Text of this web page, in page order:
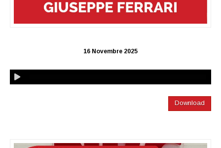
16 Novembre 2025
Download